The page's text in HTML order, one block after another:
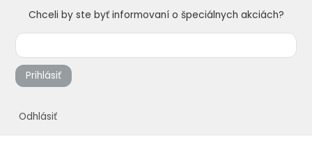
Chceli by ste byť informovaní o špeciálnych akciách?
Prihlásiť
Odhlásiť